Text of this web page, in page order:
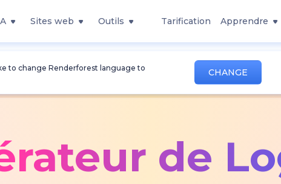
Sites web Outils Tarification Apprendre
to change Renderforest language to
CHANGE
de